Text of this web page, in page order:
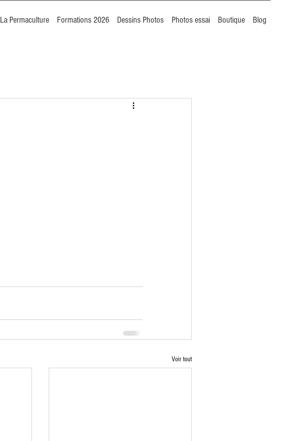
La Permaculture Formations 2026 Dessins Photos Photos essai Boutique Blog
Voir tout